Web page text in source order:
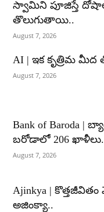
స్వామిని పూజిస్తే
తొలుగుతాయి..
August 7, 2026
AI | ఇక కృత్రిమ మీద
August 7, 2026
Bank of Baroda |
బరోడాలో 206
August 7, 2026
Ajinkya |
అజింక్యా..